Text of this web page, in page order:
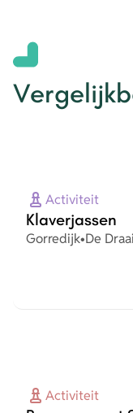
Activiteit
Klaverjassen
Plaats
Gorredijk•De
Activiteit